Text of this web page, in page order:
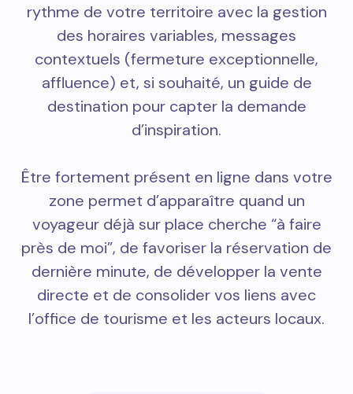
rythme de votre territoire avec la gestion
des horaires variables, messages
contextuels (fermeture exceptionnelle,
affluence) et, si souhaité, un guide de
destination pour capter la demande
d’inspiration.
Être fortement présent en ligne dans votre
zone permet d’apparaître quand un
voyageur déjà sur place cherche “à faire
près de moi”, de favoriser la réservation de
dernière minute, de développer la vente
directe et de consolider vos liens avec
l’office de tourisme et les acteurs locaux.